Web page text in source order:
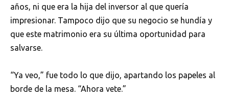
años, ni que era la hija del inversor al que quería
impresionar. Tampoco dijo que su negocio se hundía y
que este matrimonio era su última oportunidad para
salvarse.
“Ya veo,” fue todo lo que dijo, apartando los papeles al
borde de la mesa. “Ahora vete.”